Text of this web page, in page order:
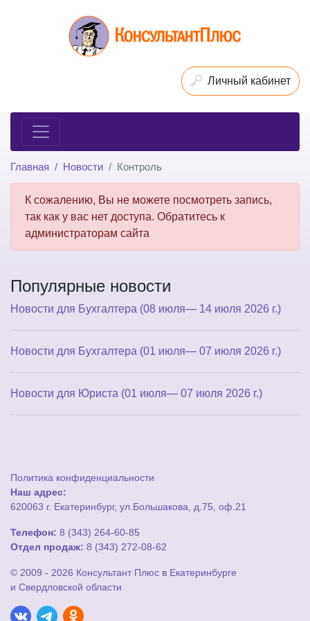
Личный кабинет
Главная Новости Контроль
К сожалению, Вы не можете посмотреть запись,
так как у вас нет доступа. Обратитесь к
администраторам сайта
Популярные новости
Новости для Бухгалтера (08 июля— 14 июля 2026 г.)
Новости для Бухгалтера (01 июля— 07 июля 2026 г.)
Новости для Юриста (01 июля— 07 июля 2026 г.)
Политика конфиденциальности
Наш адрес:
620063 г. Екатеринбург, ул.Большакова, д.75, оф.21
Телефон: 8 (343) 264-60-85
Отдел продаж: 8 (343) 272-08-62
© 2009 - 2026 Консультант Плюс в Екатеринбурге
и Свердловской области